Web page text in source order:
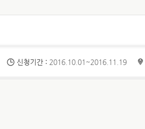
신청기간 : 2016.10.01~2016.11.19